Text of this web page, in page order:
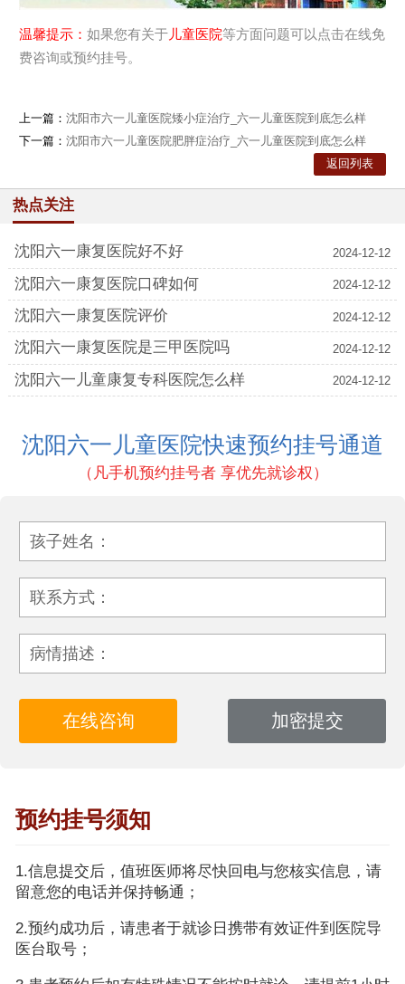
温馨提示： 如果您有关于儿童医院等方面问题可以点击在线免
费咨询或预约挂号。
上一篇： 沈阳市六一儿童医院矮小症治疗_六一儿童医院到底怎么样
下一篇： 沈阳市六一儿童医院肥胖症治疗_六一儿童医院到底怎么样
返回列表
热点关注
2024-12-12
沈阳六一康复医院好不好
2024-12-12
沈阳六一康复医院口碑如何
2024-12-12
沈阳六一康复医院评价
2024-12-12
沈阳六一康复医院是三甲医院吗
2024-12-12
沈阳六一儿童康复专科医院怎么样
沈阳六一儿童医院快速预约挂号通道
（凡手机预约挂号者 享优先就诊权）
孩子姓名：
联系方式：
病情描述：
预约挂号须知
1.信息提交后，值班医师将尽快回电与您核实信息，请
留意您的电话并保持畅通；
2.预约成功后，请患者于就诊日携带有效证件到医院导
医台取号；